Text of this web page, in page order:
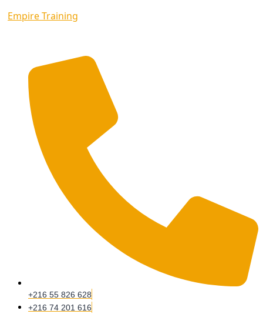
Empire Training
+216 55 826 628
+216 74 201 616